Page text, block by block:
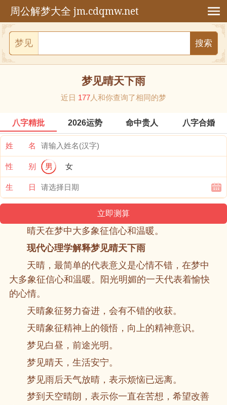
周公解梦大全 jm.cdqmw.net
梦见
梦见晴天下雨
近日 177人和你查询了相同的梦
八字精批 2026运势 命中贵人 八字合婚
姓 名
性 别 男 女
生 日
晴天在梦中大多象征信心和温暖。
现代心理学解释梦见晴天下雨
天晴，最简单的代表意义是心情不错，在梦中
大多象征信心和温暖。阳光明媚的一天代表着愉快
的心情。
天晴象征努力奋进，会有不错的收获。
天晴象征精神上的领悟，向上的精神意识。
梦见白昼，前途光明。
梦见晴天，生活安宁。
梦见雨后天气放晴，表示烦恼已远离。
梦到天空晴朗，表示你一直在苦想，希望改善